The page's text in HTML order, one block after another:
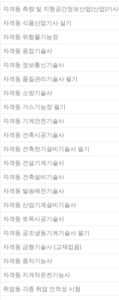
자격동 측량 및 지형공간정보산업(산업)기사
자격동 식품산업기사 실기
자격동 위험물기능장
자격동 용접기술사
자격동 정보통신기술사
자격동 품질관리기술사 필기
자격동 소방기술사
자격동 가스기능장 필기
자격동 기계안전기술사
자격동 건축시공기술사
자격동 건축전기설비기술사 필기
자격동 건설기계기술사
자격동 건축설비기술사
자격동 발송배전기술사
자격동 산업기계설비기술사
자격동 토목시공기술사
자격동 공조냉동기계기술사 필기
자격동 금형기술사 (교재없음)
자격동 종자기능사
자격동 지게차운전기능사
취업동 각종 취업 인적성 시험